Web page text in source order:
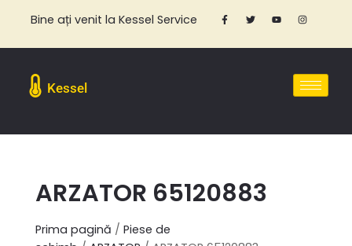
Bine ați venit la Kessel Service
Kessel
ARZATOR 65120883
Prima pagină / Piese de